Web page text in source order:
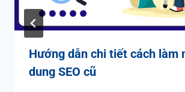
Hướng dẫn chi tiết cách làm
dung SEO cũ